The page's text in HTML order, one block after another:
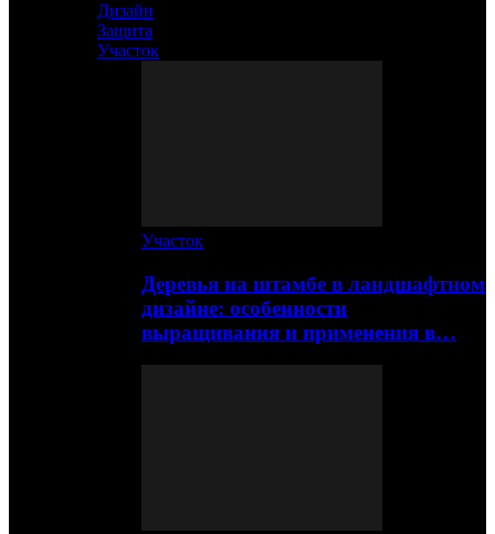
Дизайн
Защита
Участок
Участок
Деревья на штамбе в ландшафтном
дизайне: особенности
выращивания и применения в…